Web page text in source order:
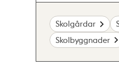
Skolgårdar
Skolbyggnader